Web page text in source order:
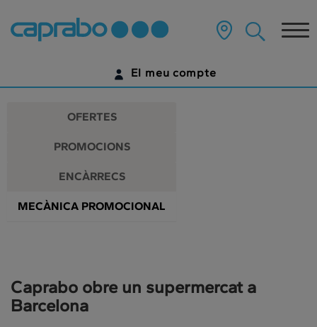
Promocions
descomptes
als
nostres
supermercats
contingut
pàgina
El meu compte
ENCARA NO TENS UN COMPTE DIGITAL?
OFERTES
PROMOCIONS
ENCÀRRECS
MECÀNICA PROMOCIONAL
Caprabo obre un supermercat a
Barcelona